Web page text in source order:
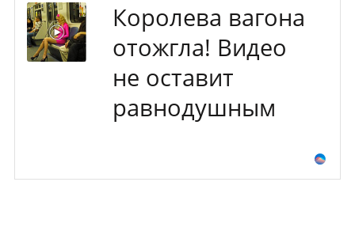
Королева вагона
отожгла! Видео
не оставит
равнодушным